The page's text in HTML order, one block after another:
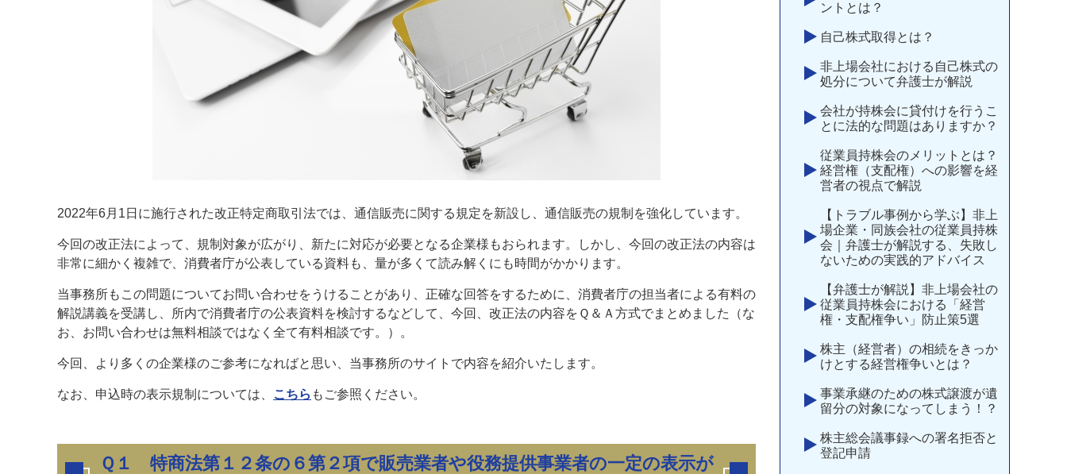
2022年6月1日に施行された改正特定商取引法では、通信販売に関する規定を新設し、通信販売の規制を強化しています。
今回の改正法によって、規制対象が広がり、新たに対応が必要となる企業様もおられます。しかし、今回の改正法の内容は
非常に細かく複雑で、消費者庁が公表している資料も、量が多くて読み解くにも時間がかかります。
当事務所もこの問題についてお問い合わせをうけることがあり、正確な回答をするために、消費者庁の担当者による有料の
解説講義を受講し、所内で消費者庁の公表資料を検討するなどして、今回、改正法の内容をＱ＆Ａ方式でまとめました（な
お、お問い合わせは無料相談ではなく全て有料相談です。）。
今回、より多くの企業様のご参考になればと思い、当事務所のサイトで内容を紹介いたします。
なお、申込時の表示規制については、 こちら もご参照ください。
Ｑ１ 特商法第１２条の６第２項で販売業者や役務提供事業者の一定の表示が
ントとは？
自己株式取得とは？
非上場会社における自己株式の
処分について弁護士が解説
会社が持株会に貸付けを行うこ
とに法的な問題はありますか？
従業員持株会のメリットとは？
経営権（支配権）への影響を経
営者の視点で解説
【トラブル事例から学ぶ】非上
場企業・同族会社の従業員持株
会｜弁護士が解説する、失敗し
ないための実践的アドバイス
【弁護士が解説】非上場会社の
従業員持株会における「経営
権・支配権争い」防止策5選
株主（経営者）の相続をきっか
けとする経営権争いとは？
事業承継のための株式譲渡が遺
留分の対象になってしまう！？
株主総会議事録への署名拒否と
登記申請